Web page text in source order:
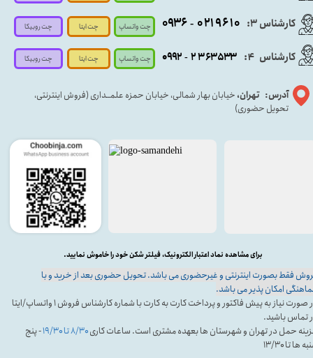
آدرس: تهران، خیابان بهار شمالی، خیابان حمزه علمــداری (فروش اینترنتی،
تحویل حضوری)
کارشناس ۳: ۰۲۱۹۶۱۰ -۰۹۳۶
فقط بصورت اینترنتی و غیرحضوری می باشد. تحویل حضوری بعد از خرید و با
امکان پذیر می باشد.
در صورت نیاز به پیش فاکتور و پرداخت کارت به کارت با شماره کارشناس فروش ۱ واتساپ/ایتا
تماس باشید.
حمل در تهران و شهرستان ها بعهده مشتری است. ساعات کاری۸/۳۰ تا ۱۹/۳۰
- پنج
ها تا ۱۳/۳۰
برای مشاهده نماد اعتبار الکترونیک، فیلتر شکن خود را خاموش نمایید.
کارشناس 4
: ۲۳۶۳۵۳۳ - ۰۹۹۲ چت واتساپ
چت واتساپ چت ایتا
چت ایتا
چت روبیکا
چت روبیکا